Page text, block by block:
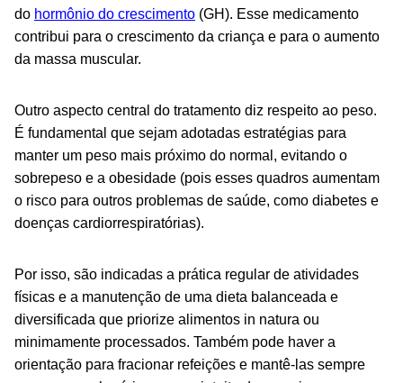
do hormônio do crescimento (GH). Esse medicamento
contribui para o crescimento da criança e para o aumento
da massa muscular.
Outro aspecto central do tratamento diz respeito ao peso.
É fundamental que sejam adotadas estratégias para
manter um peso mais próximo do normal, evitando o
sobrepeso e a obesidade (pois esses quadros aumentam
o risco para outros problemas de saúde, como diabetes e
doenças cardiorrespiratórias).
Por isso, são indicadas a prática regular de atividades
físicas e a manutenção de uma dieta balanceada e
diversificada que priorize alimentos in natura ou
minimamente processados. Também pode haver a
orientação para fracionar refeições e mantê-las sempre